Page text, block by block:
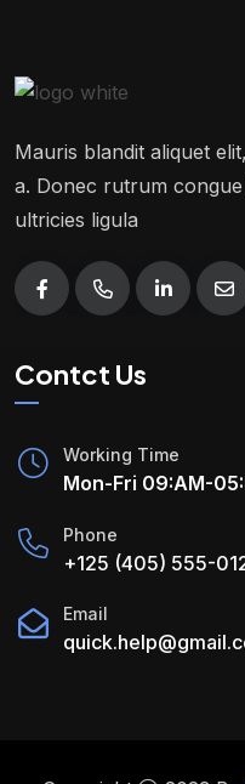
Mauris blandit aliquet
a. Donec rutrum
ultricies ligula
Contct Us
Working Time
Mon-Fri 09:AM-
Phone
+125 (405) 555-
Email